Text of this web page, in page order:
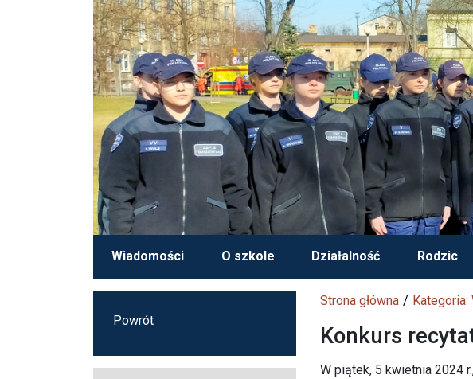
Wiadomości O szkole Działalność Rodzic
Strona główna
Konkurs
W piątek, 5 kwietnia 2024
Powrót